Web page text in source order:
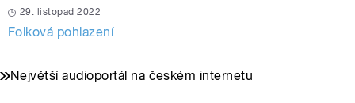
29. listopad 2022
Folková pohlazení
Největší audioportál na českém internetu